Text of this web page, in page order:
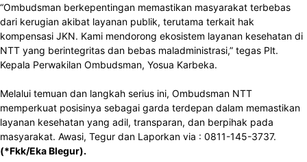
“Ombudsman berkepentingan memastikan masyarakat terbebas
dari kerugian akibat layanan publik, terutama terkait hak
kompensasi JKN. Kami mendorong ekosistem layanan kesehatan di
NTT yang berintegritas dan bebas maladministrasi,” tegas Plt.
Kepala Perwakilan Ombudsman, Yosua Karbeka.
Melalui temuan dan langkah serius ini, Ombudsman NTT
memperkuat posisinya sebagai garda terdepan dalam memastikan
layanan kesehatan yang adil, transparan, dan berpihak pada
masyarakat. Awasi, Tegur dan Laporkan via : 0811-145-3737.
(*Fkk/Eka Blegur).